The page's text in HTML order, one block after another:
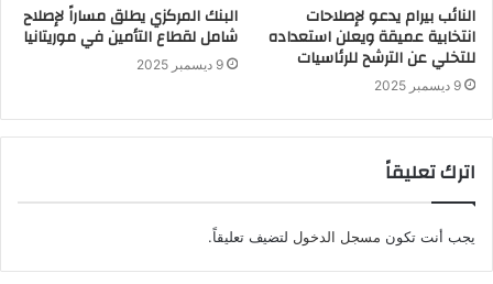
النائب بيرام يدعو لإصلاحات
انتخابية عميقة ويعلن استعداده
للتخلي عن الترشح للرئاسيات
9 ديسمبر 2025
البنك المركزي يطلق مساراً لإصلاح
شامل لقطاع التأمين في موريتانيا
9 ديسمبر 2025
اترك تعليقاً
يجب أنت تكون مسجل الدخول لتضيف تعليقاً.